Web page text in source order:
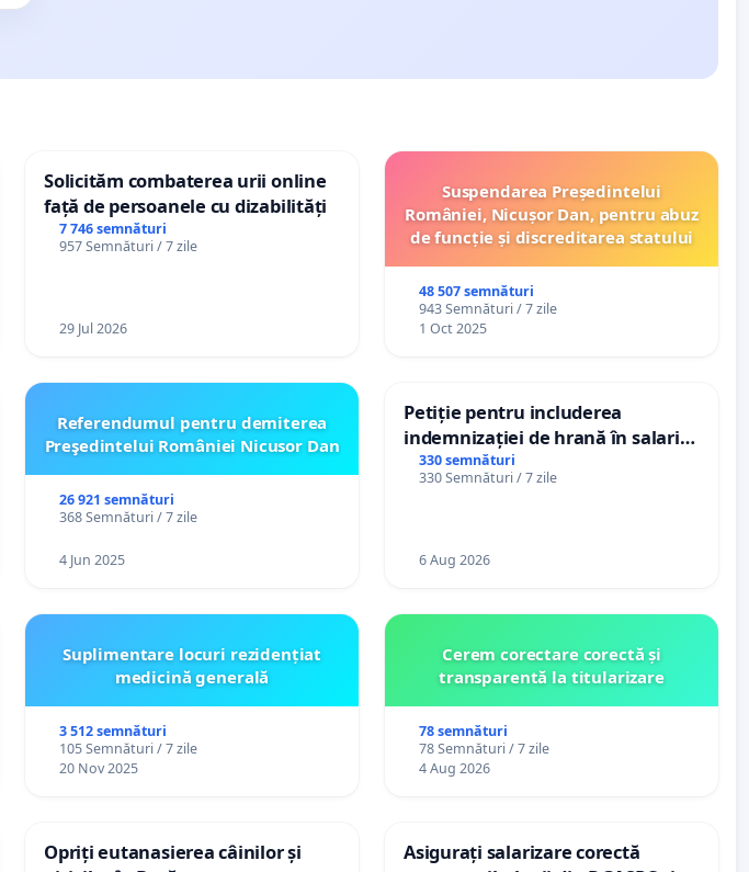
Solicităm combaterea urii online
față de persoanele cu dizabilități
7 746 semnături
957 Semnături / 7 zile
29 Jul 2026
Suspendarea Președintelui
României, Nicușor Dan, pentru abuz
de funcție și discreditarea statului
48 507 semnături
943 Semnături / 7 zile
1 Oct 2025
Referendumul pentru demiterea
Preşedintelui României Nicusor Dan
26 921 semnături
368 Semnături / 7 zile
4 Jun 2025
Petiție pentru includerea
indemnizației de hrană în salariul
de bază și protejarea gradațiilor
de vechime pentru asistenții
330 semnături
330 Semnături / 7 zile
6 Aug 2026
Suplimentare locuri rezidențiat
medicină generală
3 512 semnături
105 Semnături / 7 zile
20 Nov 2025
Cerem corectare corectă și
transparentă la titularizare
78 semnături
78 Semnături / 7 zile
4 Aug 2026
Opriți eutanasierea câinilor și
Asigurați salarizare corectă